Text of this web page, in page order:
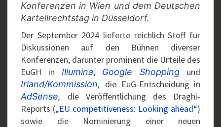
Konferenzen in Wien und dem Deutschen
Kartellrechtstag in Düsseldorf.
Der September 2024 lieferte reichlich Stoff für
Diskussionen auf den Bühnen diverser
Konferenzen, darunter prominent die Urteile des
EuGH in Illumina, Google Shopping und
Irland/Kommission, die EuG-Entscheidung in
AdSense,
die Veröffentlichung des Draghi-
Reports („EU competitiveness: Looking ahead“)
sowie die Nominierung einer neuen